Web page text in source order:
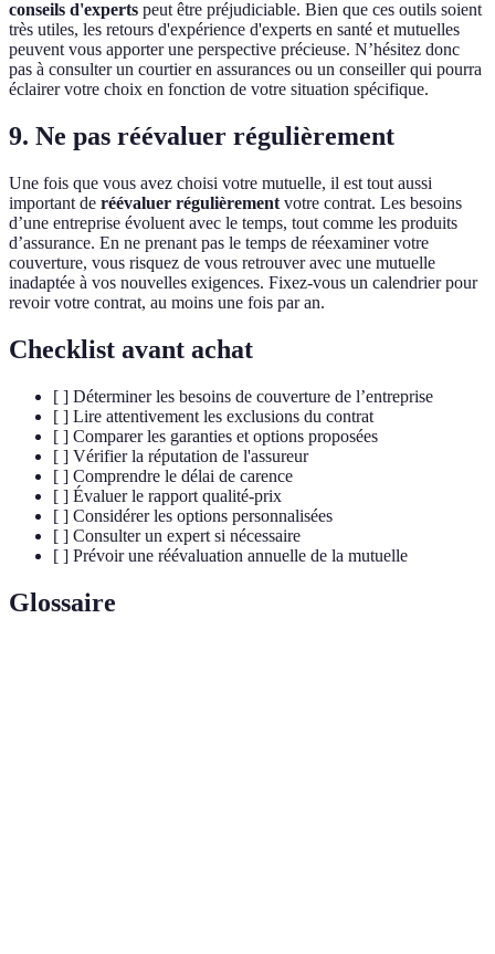
conseils d'experts peut être préjudiciable. Bien que ces outils soient
très utiles, les retours d'expérience d'experts en santé et mutuelles
peuvent vous apporter une perspective précieuse. N’hésitez donc
pas à consulter un courtier en assurances ou un conseiller qui pourra
éclairer votre choix en fonction de votre situation spécifique.
9. Ne pas réévaluer régulièrement
Une fois que vous avez choisi votre mutuelle, il est tout aussi
important de réévaluer régulièrement votre contrat. Les besoins
d’une entreprise évoluent avec le temps, tout comme les produits
d’assurance. En ne prenant pas le temps de réexaminer votre
couverture, vous risquez de vous retrouver avec une mutuelle
inadaptée à vos nouvelles exigences. Fixez-vous un calendrier pour
revoir votre contrat, au moins une fois par an.
Checklist avant achat
[ ] Déterminer les besoins de couverture de l’entreprise
[ ] Lire attentivement les exclusions du contrat
[ ] Comparer les garanties et options proposées
[ ] Vérifier la réputation de l'assureur
[ ] Comprendre le délai de carence
[ ] Évaluer le rapport qualité-prix
[ ] Considérer les options personnalisées
[ ] Consulter un expert si nécessaire
[ ] Prévoir une réévaluation annuelle de la mutuelle
Glossaire